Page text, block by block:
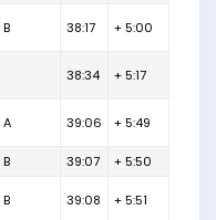
B 38:17 + 5:00
38:34 + 5:17
A 39:06 + 5:49
B 39:07 + 5:50
B 39:08 + 5:51